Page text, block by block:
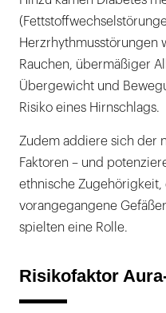
Herzrhythmusstörungen
Rauchen, übermäßiger
Übergewicht und
Risiko eines Hirnschlags.
Zudem addiere sich der
Faktoren – und
ethnische Zugehörigkeit,
vorangegangene
spielten eine Rolle.
Risikofaktor